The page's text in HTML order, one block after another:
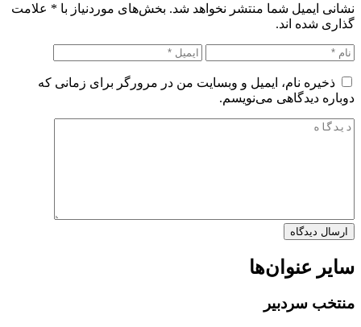
نشانی ایمیل شما منتشر نخواهد شد. بخش‌های موردنیاز با * علامت
گذاری شده اند.
ذخیره نام، ایمیل و وبسایت من در مرورگر برای زمانی که
دوباره دیدگاهی می‌نویسم.
سایر عنوان‌ها
منتخب سردبیر